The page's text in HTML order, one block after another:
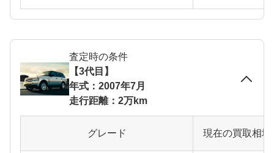
査定時の条件
【3代目】
年式：2007年7月
走行距離：2万km
グレード 現在の買取相